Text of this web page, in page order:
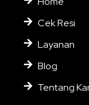
Cek Resi
Layanan
Blog
Tentang